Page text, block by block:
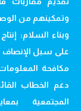
وتمكينهم من
وبناء السلام:
على سبل الإنصاف
مكافحة
دعم الخطاب
المجتمعية